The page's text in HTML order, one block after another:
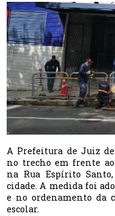
A Prefeitura de Juiz
no trecho em frente
na Rua Espírito
cidade. A medida foi
e no ordenamento da
escolar.